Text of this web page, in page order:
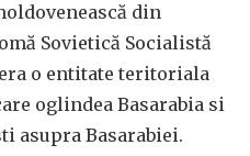
din
Sovietică Socialistă
o entitate teritoriala
oglindea Basarabia si
asupra Basarabiei.